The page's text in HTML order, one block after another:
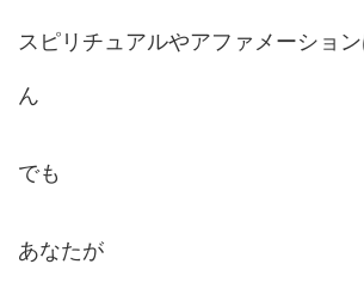
スピリチュアルやアファメーショ
ん
でも
あなたが